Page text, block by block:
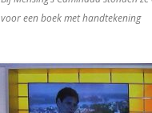
voor een boek met handtekening